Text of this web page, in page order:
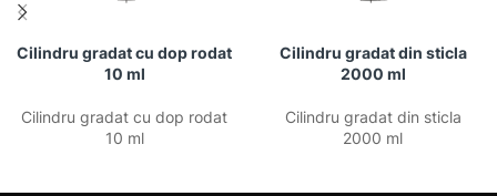
Cilindru gradat cu dop rodat
10 ml
Cilindru gradat cu dop rodat
10 ml
Cilindru gradat din sticla
2000 ml
Cilindru gradat din sticla
2000 ml